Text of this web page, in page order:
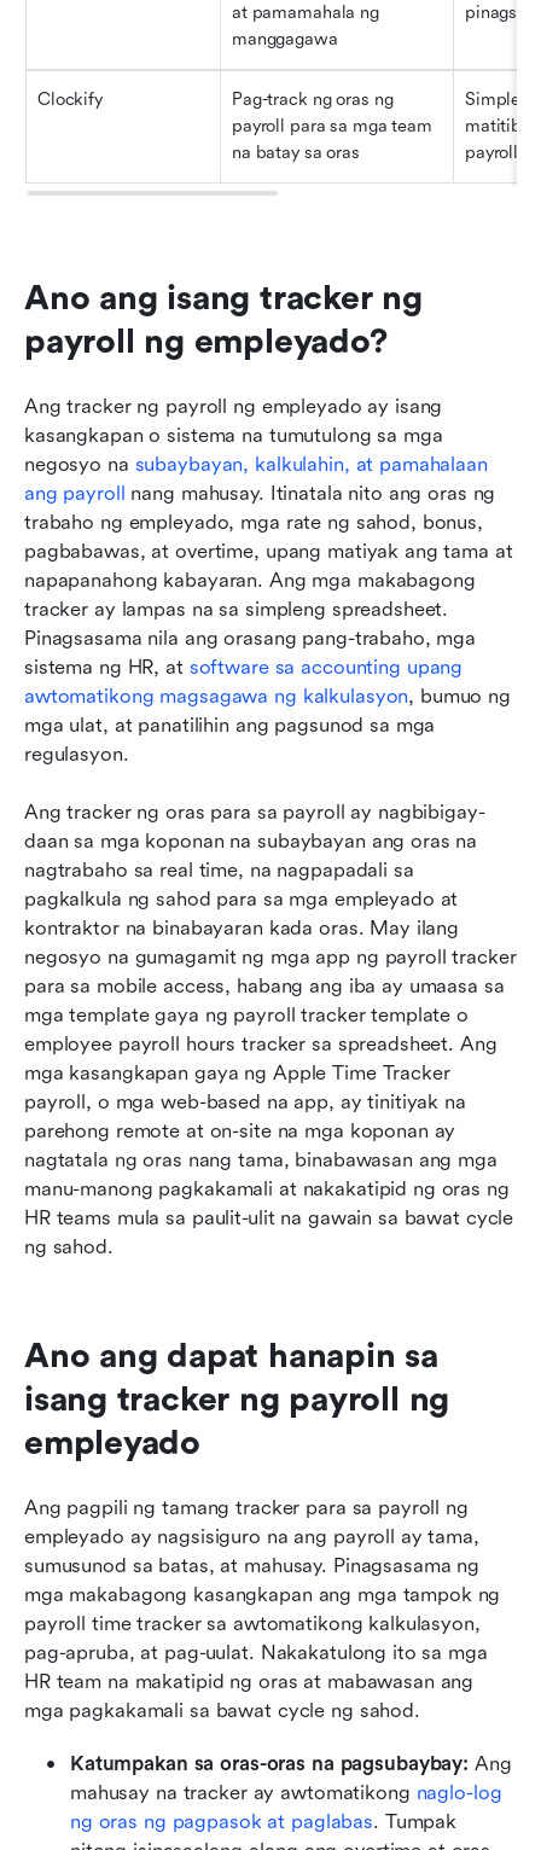
at pamamahala ng
manggagawa
Clockify
Pag-track ng oras ng
payroll para sa mga team
na batay sa oras
payroll
Ano ang isang tracker ng
payroll ng empleyado?
Ang tracker ng payroll ng empleyado ay isang
kasangkapan o sistema na tumutulong sa mga
negosyo na subaybayan, kalkulahin, at pamahalaan
ang payroll nang mahusay. Itinatala nito ang oras ng
trabaho ng empleyado, mga rate ng sahod, bonus,
pagbabawas, at overtime, upang matiyak ang tama at
napapanahong kabayaran. Ang mga makabagong
tracker ay lampas na sa simpleng spreadsheet.
Pinagsasama nila ang orasang pang-trabaho, mga
sistema ng HR, at software sa accounting upang
awtomatikong magsagawa ng kalkulasyon, bumuo ng
mga ulat, at panatilihin ang pagsunod sa mga
regulasyon.
Ang tracker ng oras para sa payroll ay nagbibigay-
daan sa mga koponan na subaybayan ang oras na
nagtrabaho sa real time, na nagpapadali sa
pagkalkula ng sahod para sa mga empleyado at
kontraktor na binabayaran kada oras. May ilang
negosyo na gumagamit ng mga app ng payroll tracker
para sa mobile access, habang ang iba ay umaasa sa
mga template gaya ng payroll tracker template o
employee payroll hours tracker sa spreadsheet. Ang
mga kasangkapan gaya ng Apple Time Tracker
payroll, o mga web-based na app, ay tinitiyak na
parehong remote at on-site na mga koponan ay
nagtatala ng oras nang tama, binabawasan ang mga
manu-manong pagkakamali at nakakatipid ng oras ng
HR teams mula sa paulit-ulit na gawain sa bawat cycle
ng sahod.
Ano ang dapat hanapin sa
isang tracker ng payroll ng
empleyado
Ang pagpili ng tamang tracker para sa payroll ng
empleyado ay nagsisiguro na ang payroll ay tama,
sumusunod sa batas, at mahusay. Pinagsasama ng
mga makabagong kasangkapan ang mga tampok ng
payroll time tracker sa awtomatikong kalkulasyon,
pag-apruba, at pag-uulat. Nakakatulong ito sa mga
HR team na makatipid ng oras at mabawasan ang
mga pagkakamali sa bawat cycle ng sahod.
Katumpakan sa oras-oras na pagsubaybay: Ang
mahusay na tracker ay awtomatikong naglo-log
ng oras ng pagpasok at paglabas. Tumpak